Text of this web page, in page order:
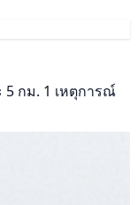
5 กม. 1 เหตุการณ์